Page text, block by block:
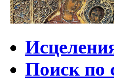
Поиск по